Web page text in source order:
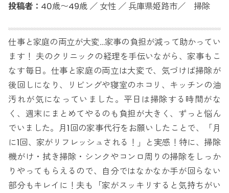
投稿者： 40歳〜49歳 ／ 女性 ／ 兵庫県姫路市／ 掃除
仕事と家庭の両立が大変…家事の負担が減って助かってい
ます！ 夫のクリニックの経理を手伝いながら、家事もこ
なす毎日。仕事と家庭の両立は大変で、気づけば掃除が
後回しになり、リビングや寝室のホコリ、キッチンの油
汚れが気になっていました。平日は掃除する時間がな
く、週末にまとめてやるのも負担が大きく、ずっと悩ん
でいました。月1回の家事代行をお願いしたことで、「月
に1回、家がリフレッシュされる！」と実感！特に、掃除
機がけ・拭き掃除・シンクやコンロ周りの掃除をしっか
りやってもらえるので、自分ではなかなか手が回らない
部分もキレイに！夫も「家がスッキリすると気持ちがい